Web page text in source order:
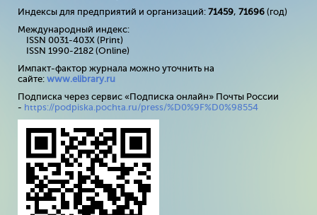
Индексы для предприятий и организаций: 71459, 71696 (год)
Международный индекс:
ISSN 0031-403X (Print)
ISSN 1990-2182 (Online)
Импакт-фактор журнала можно уточнить на
сайте: www.elibrary.ru
Подписка через сервис «Подписка онлайн» Почты России
- https://podpiska.pochta.ru/press/%D0%9F%D0%98554